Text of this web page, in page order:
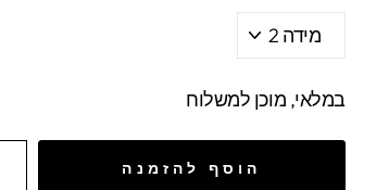
במלאי, מוכן למשלוח
הוסף להזמנה